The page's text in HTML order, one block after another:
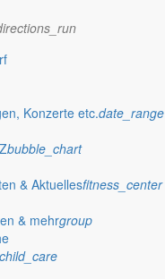
Konzerte etc.date_range
bubble_chart
& Aktuellesfitness_center
& mehrgroup
child_care